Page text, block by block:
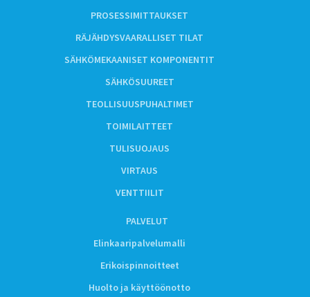
PROSESSIMITTAUKSET
RÄJÄHDYSVAARALLISET TILAT
SÄHKÖMEKAANISET KOMPONENTIT
SÄHKÖSUUREET
TEOLLISUUSPUHALTIMET
TOIMILAITTEET
TULISUOJAUS
VIRTAUS
VENTTIILIT
PALVELUT
Elinkaaripalvelumalli
Erikoispinnoitteet
Huolto ja käyttöönotto